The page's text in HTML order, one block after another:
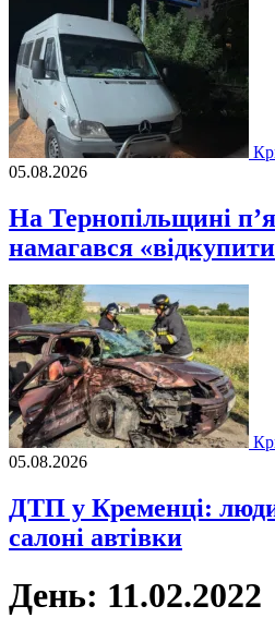
05.08.2026
На Тернопільщині
намагався
05.08.2026
ДТП у Кременці:
салоні автівки
День: 11.02.2022